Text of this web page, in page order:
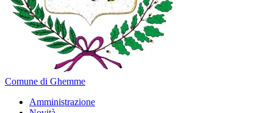
Comune di Ghemme
Amministrazione